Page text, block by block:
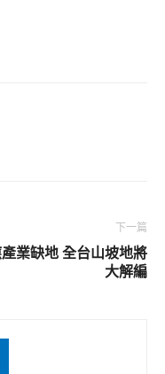
下一篇
產業缺地 全台山坡地將
大解編